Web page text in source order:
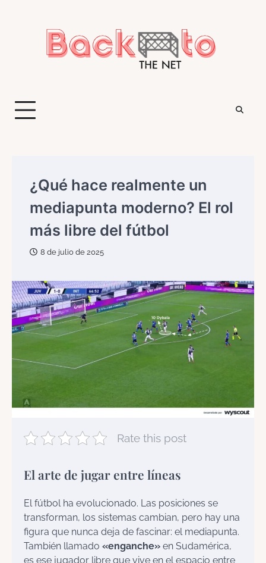
¿Qué hace realmente un
mediapunta moderno? El rol
más libre del fútbol
8 de julio de 2025
Rate this post
El arte de jugar entre líneas
El fútbol ha evolucionado. Las posiciones se
transforman, los sistemas cambian, pero hay una
figura que nunca deja de fascinar: el mediapunta.
También llamado «enganche» en Sudamérica,
es ese jugador libre que vive en el espacio entre